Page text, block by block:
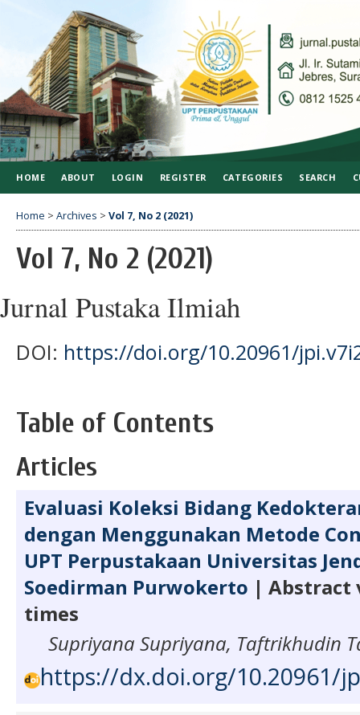
HOME ABOUT LOGIN REGISTER CATEGORIES SEARCH
Home > Archives > Vol 7, No 2 (2021)
Vol 7, No 2 (2021)
Jurnal Pustaka Ilmiah
DOI: https://doi.org/10.20961/
Table of Contents
Articles
Evaluasi Koleksi Bidang
dengan Menggunakan Metode
UPT Perpustakaan Universitas
Soedirman Purwokerto | Abstract
times
Supriyana Supriyana, Taftrikhudin
https://dx.doi.org/10.20961/